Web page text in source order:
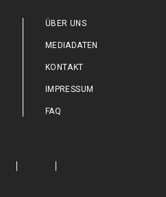
ÜBER UNS
MEDIADATEN
KONTAKT
IMPRESSUM
FAQ